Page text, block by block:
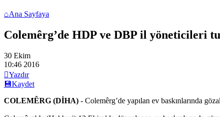
⌂Ana Sayfaya
Colemêrg’de HDP ve DBP il yöneticileri
30 Ekim
10:46 2016
Yazdır
💾Kaydet
COLEMÊRG (DİHA) - Colemêrg’de yapılan ev baskınlarında